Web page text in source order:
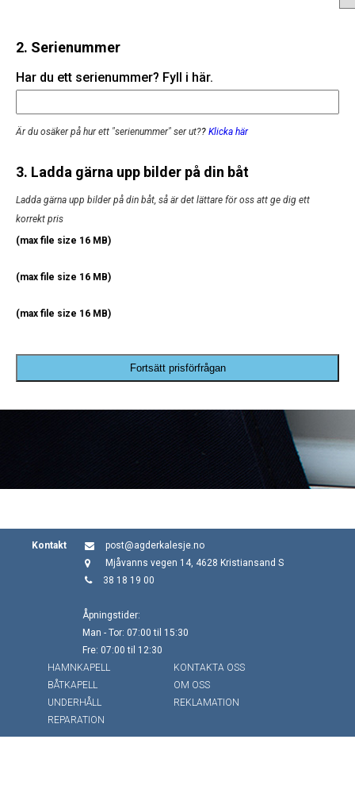
2. Serienummer
Har du ett serienummer? Fyll i här.
Är du osäker på hur ett "serienummer" ser ut?? Klicka här
3. Ladda gärna upp bilder på din båt
Ladda gärna upp bilder på din båt, så är det lättare för oss att ge dig ett
korrekt pris
(max file size 16 MB)
(max file size 16 MB)
(max file size 16 MB)
Fortsätt prisförfrågan
Kontakt
post@agderkalesje.no
Mjåvanns vegen 14, 4628 Kristiansand S
38 18 19 00
Åpningstider:
Man - Tor: 07:00 til 15:30
Fre: 07:00 til 12:30
HAMNKAPELL
BÅTKAPELL
UNDERHÅLL
REPARATION
KONTAKTA OSS
OM OSS
REKLAMATION